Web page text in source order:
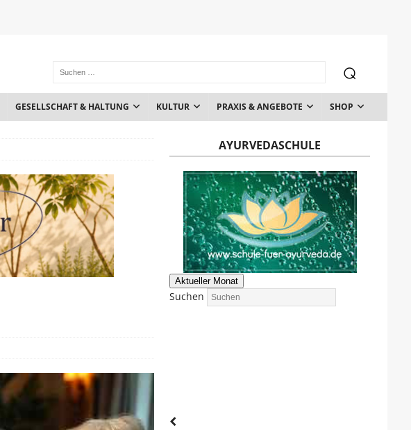
GESELLSCHAFT & HALTUNG KULTUR PRAXIS & ANGEBOTE SHOP
AYURVEDASCHULE
Aktueller Monat
Suchen